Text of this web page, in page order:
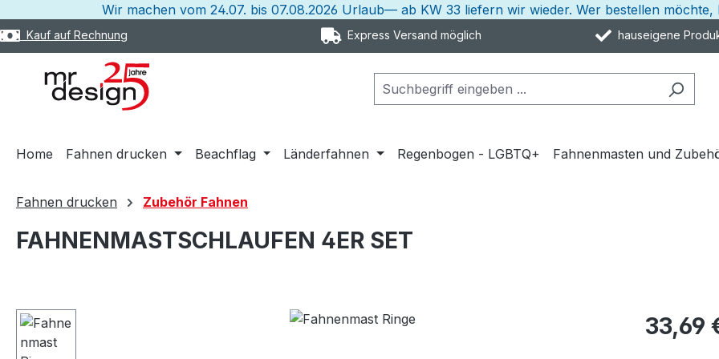
Hauptinhalt springen
Zur Suche springen
Zur Hauptnavigation springen
Wir machen vom 24.07. bis 07.08.2026 Urlaub— ab KW 33 liefern wir wieder. Wer bestellen
Kauf auf Rechnung Express Versand möglich hauseigene
Home Fahnen drucken Beachflag Länderfahnen Regenbogen - LGBTQ+ Fahnenmasten und
Fahnen drucken Zubehör Fahnen
FAHNENMASTSCHLAUFEN 4ER SET
Bildergalerie überspringen 33,69